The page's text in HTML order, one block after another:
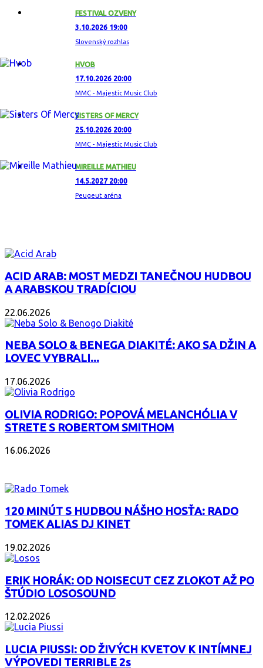
FESTIVAL OZVENY
3.10.2026 19:00
Slovenský rozhlas
HVOB
17.10.2026 20:00
MMC - Majestic Music Club
SISTERS OF MERCY
25.10.2026 20:00
MMC - Majestic Music Club
MIREILLE MATHIEU
14.5.2027 20:00
Peugeut aréna
ACID ARAB: MOST MEDZI TANEČNOU HUDBOU
A ARABSKOU TRADÍCIOU
22.06.2026
NEBA SOLO & BENEGA DIAKITÉ: AKO SA DŽIN A
LOVEC VYBRALI...
17.06.2026
OLIVIA RODRIGO: POPOVÁ MELANCHÓLIA V
STRETE S ROBERTOM SMITHOM
16.06.2026
120 MINÚT S HUDBOU NÁŠHO HOSŤA: RADO
TOMEK ALIAS DJ KINET
19.02.2026
ERIK HORÁK: OD NOISECUT CEZ ZLOKOT AŽ PO
ŠTÚDIO LOSOSOUND
12.02.2026
LUCIA PIUSSI: OD ŽIVÝCH KVETOV K INTÍMNEJ
VÝPOVEDI TERRIBLE 2s